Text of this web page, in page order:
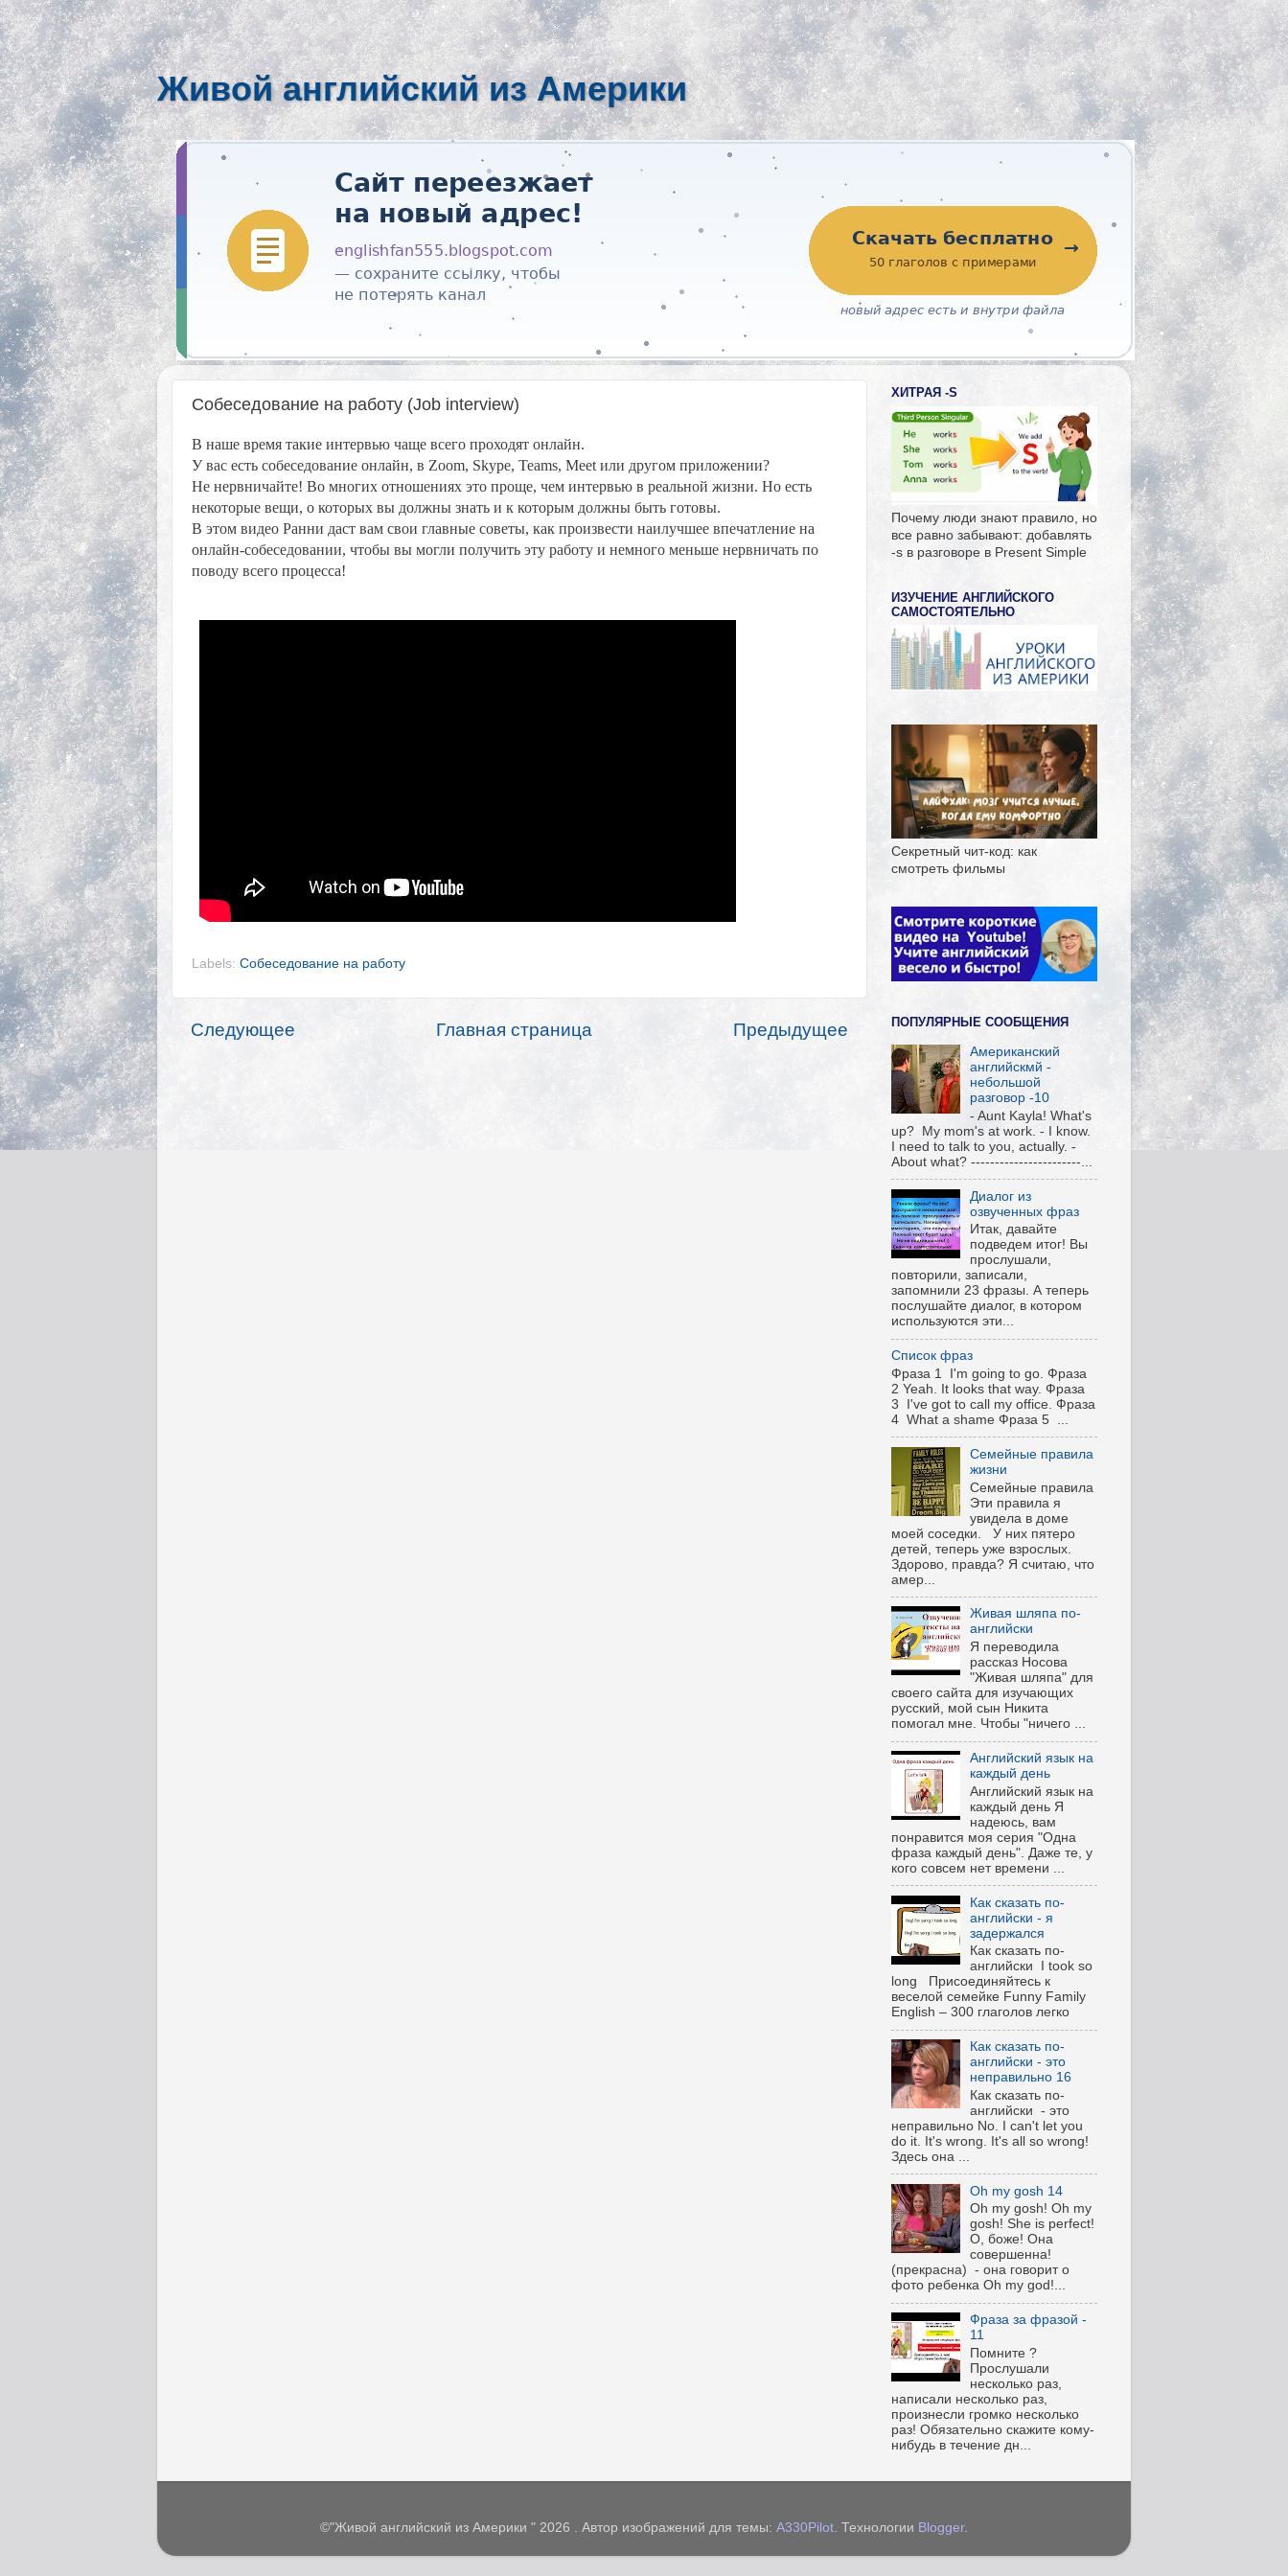
Живой английский из Америки
Собеседование на работу (Job interview)
В наше время такие интервью чаще всего проходят онлайн.
У вас есть собеседование онлайн, в Zoom, Skype, Teams, Meet или другом приложении?
Не нервничайте! Во многих отношениях это проще, чем интервью в реальной жизни. Но есть
некоторые вещи, о которых вы должны знать и к которым должны быть готовы.
В этом видео Ранни даст вам свои главные советы, как произвести наилучшее впечатление на
онлайн-собеседовании, чтобы вы могли получить эту работу и немного меньше нервничать по
поводу всего процесса!
Labels: Собеседование на работу
Следующее Предыдущее
Главная страница
ХИТРАЯ -S
Почему люди знают правило, но
все равно забывают: добавлять
-s в разговоре в Present Simple
ИЗУЧЕНИЕ АНГЛИЙСКОГО
САМОСТОЯТЕЛЬНО
Секретный чит-код: как
смотреть фильмы
ПОПУЛЯРНЫЕ СООБЩЕНИЯ
Американский
английскмй -
небольшой
разговор -10
- Aunt Kayla! What's
up? My mom's at work. - I know.
I need to talk to you, actually. -
About what? -----------------------...
Диалог из
озвученных фраз
Итак, давайте
подведем итог! Вы
прослушали,
повторили, записали,
запомнили 23 фразы. А теперь
послушайте диалог, в котором
используются эти...
Список фраз
Фраза 1 I'm going to go. Фраза
2 Yeah. It looks that way. Фраза
3 I've got to call my office. Фраза
4 What a shame Фраза 5 ...
Семейные правила
жизни
Семейные правила
Эти правила я
увидела в доме
моей соседки. У них пятеро
детей, теперь уже взрослых.
Здорово, правда? Я считаю, что
амер...
Живая шляпа по-
английски
Я переводила
рассказ Носова
"Живая шляпа" для
своего сайта для изучающих
русский, мой сын Никита
помогал мне. Чтобы "ничего ...
Английский язык на
каждый день
Английский язык на
каждый день Я
надеюсь, вам
понравится моя серия "Одна
фраза каждый день". Даже те, у
кого совсем нет времени ...
Как сказать по-
английски - я
задержался
Как сказать по-
английски I took so
long Присоединяйтесь к
веселой семейке Funny Family
English – 300 глаголов легко
Как сказать по-
английски - это
неправильно 16
Как сказать по-
английски - это
неправильно No. I can't let you
do it. It's wrong. It's all so wrong!
Здесь она ...
Oh my gosh 14
Oh my gosh! Oh my
gosh! She is perfect!
О, боже! Она
совершенна!
(прекрасна) - она говорит о
фото ребенка Oh my god!...
Фраза за фразой -
11
Помните ?
Прослушали
несколько раз,
написали несколько раз,
произнесли громко несколько
раз! Обязательно скажите кому-
нибудь в течение дн...
©"Живой английский из Америки " 2026 . Автор изображений для темы: A330Pilot. Технологии Blogger.